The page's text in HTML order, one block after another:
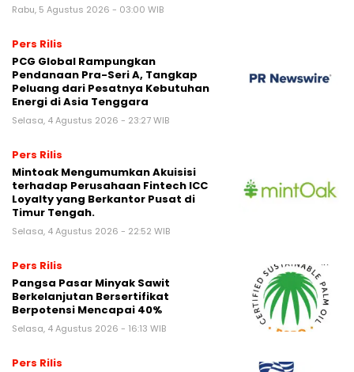
Rabu, 5 Agustus 2026 - 03:00 WIB
Pers Rilis
PCG Global Rampungkan
Pendanaan Pra-Seri A, Tangkap
Peluang dari Pesatnya Kebutuhan
Energi di Asia Tenggara
Selasa, 4 Agustus 2026 - 23:27 WIB
Pers Rilis
Mintoak Mengumumkan Akuisisi
terhadap Perusahaan Fintech ICC
Loyalty yang Berkantor Pusat di
Timur Tengah.
Selasa, 4 Agustus 2026 - 22:52 WIB
Pers Rilis
Pangsa Pasar Minyak Sawit
Berkelanjutan Bersertifikat
Berpotensi Mencapai 40%
Selasa, 4 Agustus 2026 - 16:13 WIB
Pers Rilis